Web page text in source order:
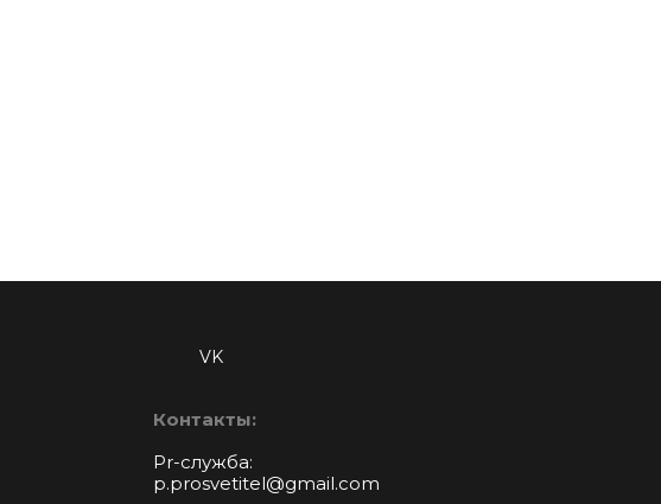
VK
Контакты:
Pr-служба:
p.prosvetitel@gmail.com